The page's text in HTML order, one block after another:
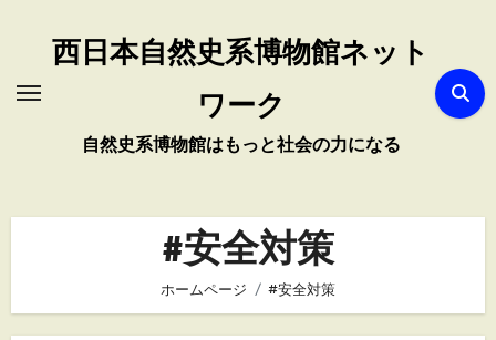
西日本自然史系博物館ネット
ワーク
自然史系博物館はもっと社会の力になる
#安全対策
ホームページ #安全対策